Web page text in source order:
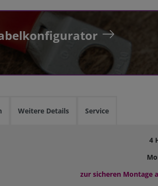
Weitere Details Service
4
zur sicheren Montage